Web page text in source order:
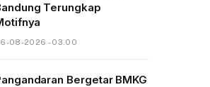
Terungkap
08-2026 - 03.00
Bergetar BMKG